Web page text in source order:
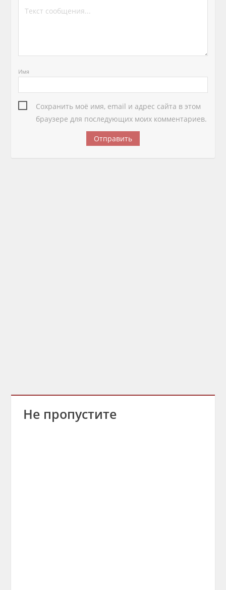
Имя
Сохранить моё имя, email и адрес сайта в этом
браузере для последующих моих комментариев.
Не пропустите